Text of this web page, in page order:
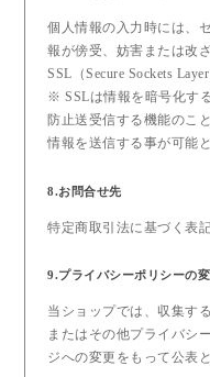
個人情報の入力時には、
報が傍受、妨害または改
SSL（Secure Sockets
※ SSLは情報を暗号化す
防止送受信する機能のこ
情報を送信する事が可能
8.お問合せ先
特定商取引法に基づく表
9.プライバシーポリシーの
当ショップでは、収集す
またはその他プライバシ
ジへの変更をもって公表